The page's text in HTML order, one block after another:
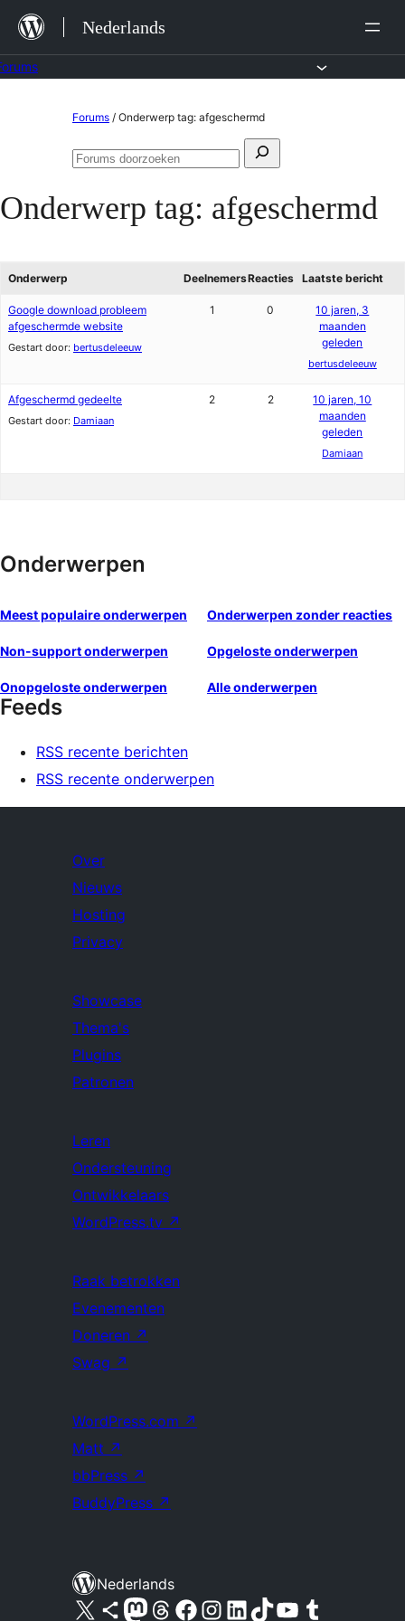
naar
de
Nederlands
Forums / Onderwerp tag: afgeschermd
Zoeken
Forums
Onderwerp tag: afgeschermd
Onderwerp DeelnemersReacties Laatste bericht
Google download probleem
afgeschermde website
Gestart door: bertusdeleeuw
1 0
10 jaren, 3
maanden
geleden
bertusdeleeuw
Afgeschermd gedeelte
Gestart door: Damiaan
2 2
10 jaren, 10
maanden
geleden
Damiaan
Onderwerpen
Meest populaire onderwerpen Onderwerpen zonder reacties
Non-support onderwerpen Opgeloste onderwerpen
Onopgeloste onderwerpen Alle onderwerpen
Feeds
RSS recente berichten
RSS recente onderwerpen
Over
Nieuws
Hosting
Privacy
Showcase
Thema's
Plugins
Patronen
Leren
Ondersteuning
Ontwikkelaars
WordPress.tv ↗
Raak betrokken
Evenementen
Doneren ↗
Swag ↗
WordPress.com ↗
Matt ↗
bbPress ↗
BuddyPress ↗
Nederlands
Bezoek ons X (voorheen Twitter) account
Bezoek ons Bluesky account
Bezoek ons Mastodon account
Bezoek ons Threads account
Onze Facebook pagina bezoeken
Bezoek ons Instagram account
Bezoek ons LinkedIn account
Bezoek ons TikTok account
Bezoek ons YouTube kanaalBezoek ons Tumblr account